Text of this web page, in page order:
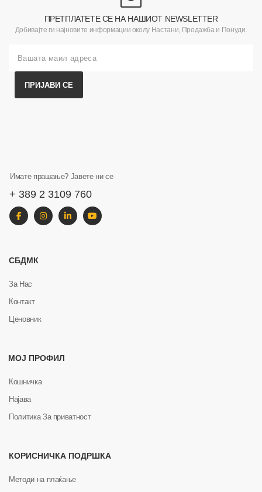
ПРЕТПЛАТЕТЕ СЕ НА НАШИОТ NEWSLETTER
Добивајте ги најновите информации околу Настани, Продажба и Понуди.
ПРИЈАВИ СЕ
Имате прашање? Јавете ни се
+ 389 2 3109 760
СБДМК
За Нас
Контакт
Ценовник
МОЈ ПРОФИЛ
Кошничка
Најава
Политика За приватност
КОРИСНИЧКА ПОДРШКА
Методи на плаќање